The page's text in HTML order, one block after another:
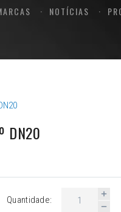
NOTÍCIAS
DN20
Quantidade: